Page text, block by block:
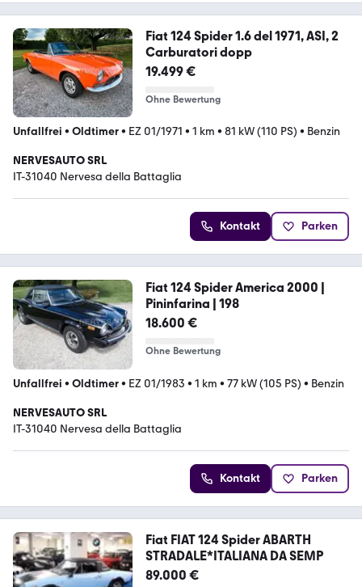
Fiat 124 Spider 1.6 del 1971, ASI, 2
Carburatori dopp
19.499 €
Ohne Bewertung
Unfallfrei • Oldtimer• EZ 01/1971 • 1 km • 81 kW (110 PS) • Benzin
NERVESAUTO SRL
IT-31040 Nervesa della Battaglia
Kontakt Parken
Fiat 124 Spider America 2000 |
Pininfarina | 198
18.600 €
Ohne Bewertung
Unfallfrei • Oldtimer• EZ 01/1983 • 1 km • 77 kW (105 PS) • Benzin
NERVESAUTO SRL
IT-31040 Nervesa della Battaglia
Kontakt Parken
Fiat FIAT 124 Spider ABARTH
STRADALE*ITALIANA DA SEMP
89.000 €